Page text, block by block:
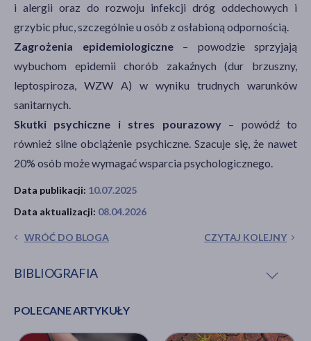
i alergii oraz do rozwoju infekcji dróg oddechowych i
grzybic płuc, szczególnie u osób z osłabioną odpornością.
Zagrożenia epidemiologiczne– powodzie sprzyjają
wybuchom epidemii chorób zakaźnych (dur brzuszny,
leptospiroza, WZW A) w wyniku trudnych warunków
sanitarnych.
Skutki psychiczne i stres pourazowy– powódź to
również silne obciążenie psychiczne. Szacuje się, że nawet
20% osób może wymagać wsparcia psychologicznego.
Data publikacji: 10.07.2025
Data aktualizacji: 08.04.2026
WRÓĆ DO BLOGA CZYTAJ KOLEJNY
BIBLIOGRAFIA
professionals, WHO, [online]
POLECANE ARTYKUŁY